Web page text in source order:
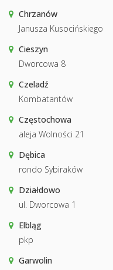
Chrzanów
Janusza Kusocińskiego
Cieszyn
Dworcowa 8
Czeladź
Kombatantów
Częstochowa
aleja Wolności 21
Dębica
rondo Sybiraków
Działdowo
ul. Dworcowa 1
Elbląg
pkp
Garwolin